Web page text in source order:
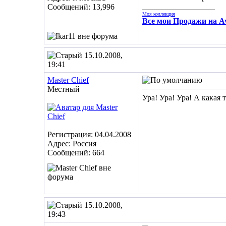
Сообщений: 13,996
Моя коллекция
Все мои Продажи на
15.10.2008,
19:41
Master Chief
Местный
Регистрация: 04.04.2008
Адрес: Россия
Сообщений: 664
Ура! Ура! Ура! А какая
15.10.2008,
19:43